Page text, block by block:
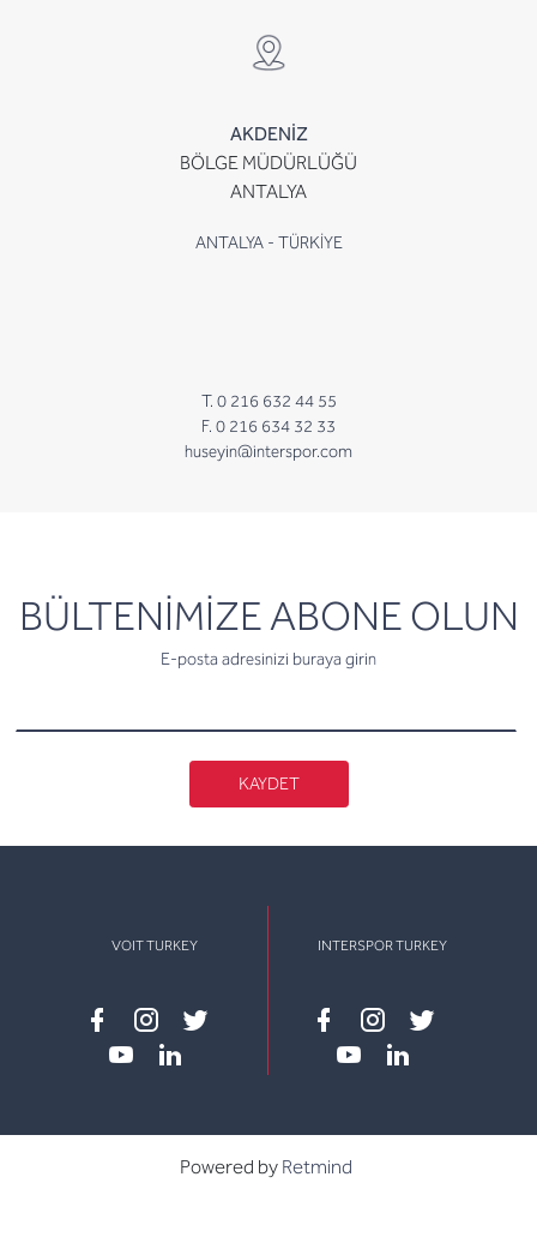
AKDENİZ
BÖLGE MÜDÜRLÜĞÜ
ANTALYA
ANTALYA - TÜRKİYE
T. 0 216 632 44 55
F. 0 216 634 32 33
huseyin@interspor.com
BÜLTENİMİZE ABONE OLUN
E-posta adresinizi buraya girin
newsletter
KAYDET
VOIT TURKEY
Facebook
instagram
twitter
INTERSPOR TURKEY
Facebook
instagram
twitter
Powered by Retmind